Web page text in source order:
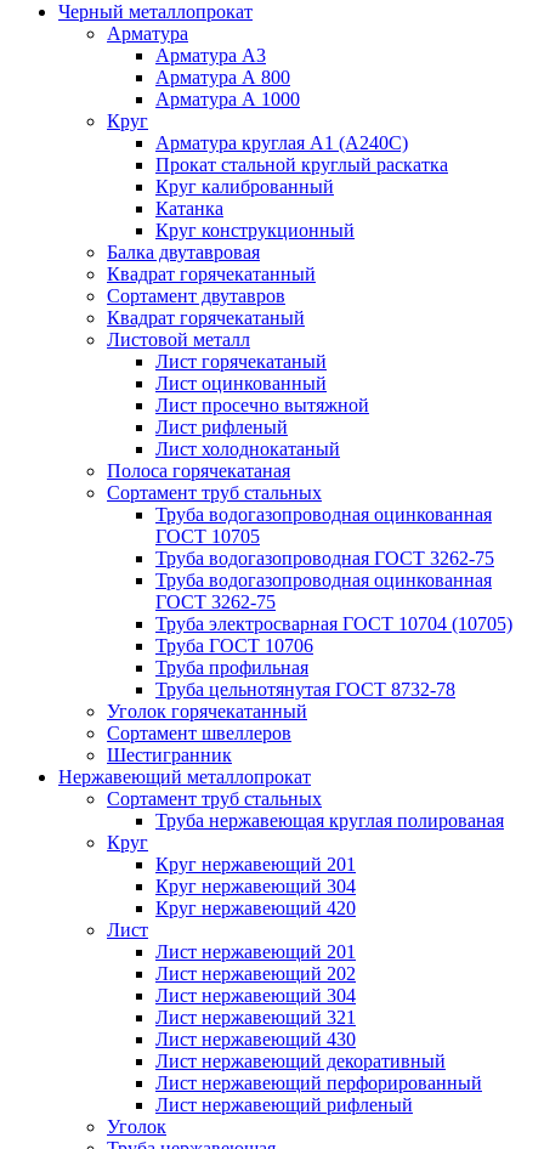
Черный металлопрокат
Арматура
Арматура А3
Арматура А 800
Арматура А 1000
Круг
Арматура круглая А1 (А240C)
Прокат стальной круглый раскатка
Круг калиброванный
Катанка
Круг конструкционный
Балка двутавровая
Квадрат горячекатанный
Сортамент двутавров
Квадрат горячекатаный
Листовой металл
Лист горячекатаный
Лист оцинкованный
Лист просечно вытяжной
Лист рифленый
Лист холоднокатаный
Полоса горячекатаная
Сортамент труб стальных
Труба водогазопроводная оцинкованная
ГОСТ 10705
Труба водогазопроводная ГОСТ 3262-75
Труба водогазопроводная оцинкованная
ГОСТ 3262-75
Труба электросварная ГОСТ 10704 (10705)
Труба ГОСТ 10706
Труба профильная
Труба цельнотянутая ГОСТ 8732-78
Уголок горячекатанный
Сортамент швеллеров
Шестигранник
Нержавеющий металлопрокат
Сортамент труб стальных
Труба нержавеющая круглая полированая
Круг
Круг нержавеющий 201
Круг нержавеющий 304
Круг нержавеющий 420
Лист
Лист нержавеющий 201
Лист нержавеющий 202
Лист нержавеющий 304
Лист нержавеющий 321
Лист нержавеющий 430
Лист нержавеющий декоративный
Лист нержавеющий перфорированный
Лист нержавеющий рифленый
Уголок